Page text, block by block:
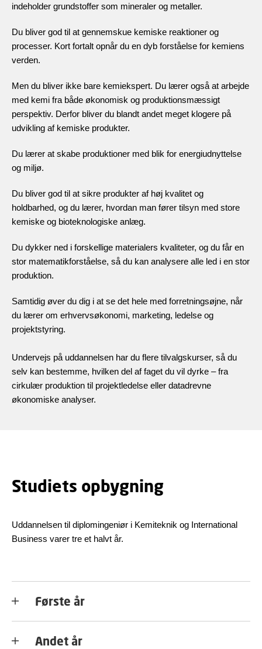
indeholder grundstoffer som mineraler og metaller.
Du bliver god til at gennemskue kemiske reaktioner og
processer. Kort fortalt opnår du en dyb forståelse for kemiens
verden.
Men du bliver ikke bare kemiekspert. Du lærer også at arbejde
med kemi fra både økonomisk og produktionsmæssigt
perspektiv. Derfor bliver du blandt andet meget klogere på
udvikling af kemiske produkter.
Du lærer at skabe produktioner med blik for energiudnyttelse
og miljø.
Du bliver god til at sikre produkter af høj kvalitet og
holdbarhed, og du lærer, hvordan man fører tilsyn med store
kemiske og bioteknologiske anlæg.
Du dykker ned i forskellige materialers kvaliteter, og du får en
stor matematikforståelse, så du kan analysere alle led i en stor
produktion.
Samtidig øver du dig i at se det hele med forretningsøjne, når
du lærer om erhvervsøkonomi, marketing, ledelse og
projektstyring.
Undervejs på uddannelsen har du flere tilvalgskurser, så du
selv kan bestemme, hvilken del af faget du vil dyrke – fra
cirkulær produktion til projektledelse eller datadrevne
økonomiske analyser.
Studiets opbygning
Uddannelsen til diplomingeniør i Kemiteknik og International
Business varer tre et halvt år.
Første år
Andet år